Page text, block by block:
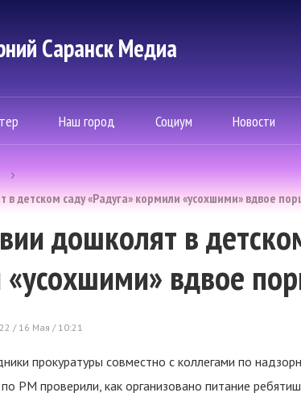
Саранск Mедиа
Наш город Социум Новости
детском саду «Радуга» кормили «усохшими» вдвое
дошколят в
вдвое
/ 16 Мая / 10:21
прокуратуры совместно с коллегами по
РМ проверили, как организовано питание